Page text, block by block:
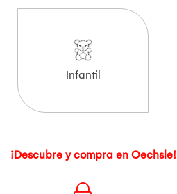
Infantil
¡Descubre y compra en Oechsle!